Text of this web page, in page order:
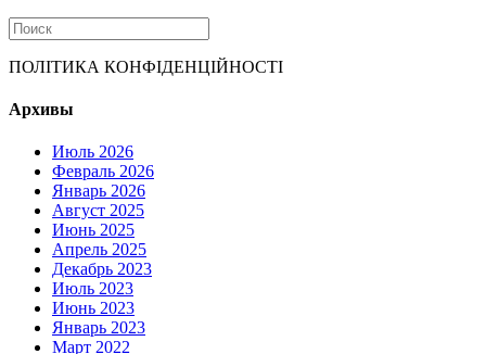
ПОЛІТИКА КОНФІДЕНЦІЙНОСТІ
Архивы
Июль 2026
Февраль 2026
Январь 2026
Август 2025
Июнь 2025
Апрель 2025
Декабрь 2023
Июль 2023
Июнь 2023
Январь 2023
Март 2022